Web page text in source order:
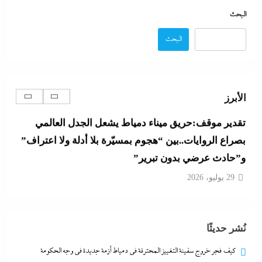
البحث
البحث
الأبرز
جديدة في وجه الحكومة المصرية؟
تقدير موقف:حريق ميناء دمياط يشعل الجدل العالمي
بصراع الروايات..بين “هجوم بمسيّرة بلا أدلة ولا اعتراف”
و”حادث عرضي بدون تبرير”
29 يوليو، 2026
عالمية..والأروع أنها على حساب نظيره الإسرائيلي
29 يوليو، 2026
نُشر حديثًا
كيف فجر خروج سفينة التغييز المحترقة في دمياط أزمة جديدة في وجه الحكومة